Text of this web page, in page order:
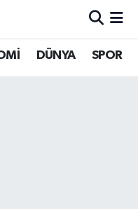
DÜNYA SPOR
Fikstür